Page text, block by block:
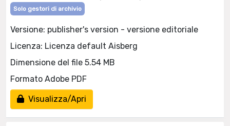
Solo gestori di archivio
Versione: publisher's version - versione editoriale
Licenza: Licenza default Aisberg
Dimensione del file 5.54 MB
Formato Adobe PDF
Visualizza/Apri